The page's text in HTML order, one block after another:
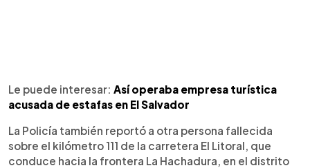
Le puede interesar: Así operaba empresa turística
acusada de estafas en El Salvador
La Policía también reportó a otra persona fallecida
sobre el kilómetro 111 de la carretera El Litoral, que
conduce hacia la frontera La Hachadura, en el distrito